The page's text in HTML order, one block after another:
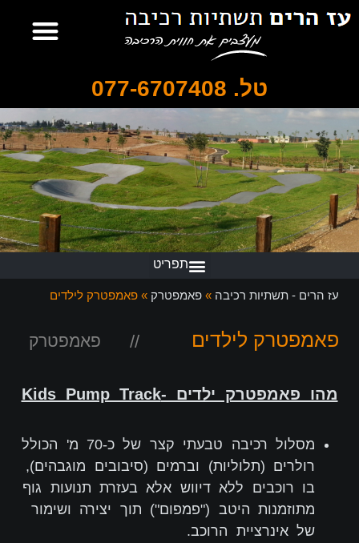
טל. 077-6707408
עז הרים - תשתיות רכיבה » פאמפטרק » פאמפטרק לילדים
פאמפטרק לילדים // פאמפטרק
מהו פאמפטרק ילדים -Kids Pump Track
מסלול רכיבה טבעתי קצר של כ-70 מ' הכולל
רולרים (תלוליות) וברמים (סיבובים מוגבהים),
בו רוכבים ללא דיווש אלא בעזרת תנועות גוף
מתוזמנות היטב ("פמפום") תוך יצירה ושימור
של אינרציית הרוכב.